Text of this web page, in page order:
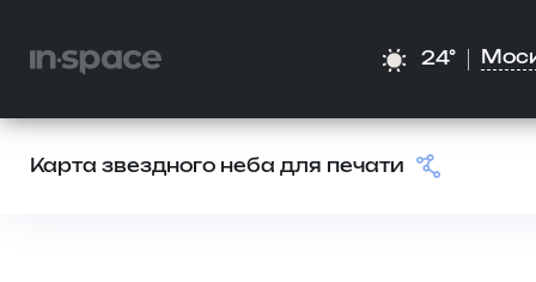
24°
Карта звездного неба для печати